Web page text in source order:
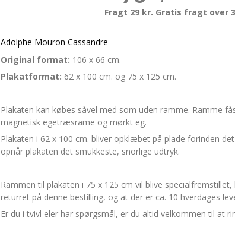
Fragt 29 kr. Gratis fragt over
Adolphe Mouron Cassandre
Original format: 106 x 66 cm.
Plakatformat: 62 x 100 cm. og 75 x 125 cm.
Plakaten kan købes såvel med som uden ramme. Ramme
magnetisk egetræsrame og mørkt eg.
Plakaten i 62 x 100 cm. bliver opklæbet på plade forinden
opnår plakaten det smukkeste, snorlige udtryk.
Rammen til plakaten i 75 x 125 cm vil blive
returret på denne bestilling, og at der er ca. 10 hverdages
Er du i tvivl eler har spørgsmål, er du altid velkommen til at